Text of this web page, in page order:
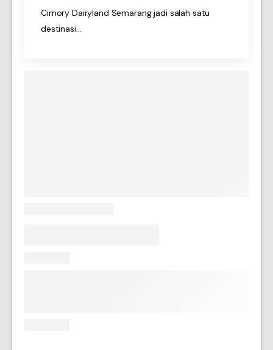
Cimory Dairyland Semarang jadi salah satu
destinasi…